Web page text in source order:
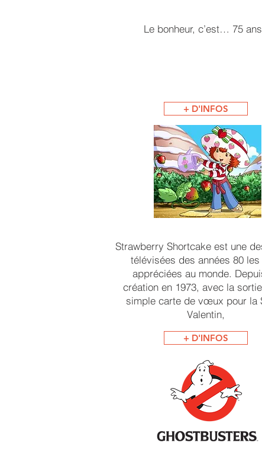
Le bonheur, c’est… 75
+ D'INFOS
Strawberry Shortcake est une
télévisées des années 80
appréciées au monde.
création en 1973, avec la
simple carte de vœux pour la
Valentin,
+ D'INFOS